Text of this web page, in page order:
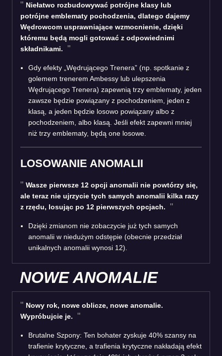
Niełatwo rozbudowywać potrójne klasy lub
potrójne emblematy pochodzenia, dlatego dajemy
Wędrowcom usprawniające wzmocnienie, dzięki
któremu będą mogli gotować z odpowiednimi
składnikami.
Gdy efekty „Wędrującego Trenera” (np. spotkanie z
golemem trenerem Ambessy lub ulepszenia
Wędrującego Trenera) zapewnią trzy emblematy, jeden
zawsze będzie powiązany z pochodzeniem, jeden z
klasą, a jeden będzie losowo powiązany albo z
pochodzeniem, albo klasą. Jeśli efekt zapewni mniej
niż trzy emblematy, będą one losowe.
LOSOWANIE ANOMALII
Wasze pierwsze 12 opcji anomalii nie powtórzy się,
ale teraz nie ujrzycie tych samych anomalii kilka razy
z rzędu, losując po 12 pierwszych opcjach.
Dzięki zmianom nie zobaczycie już tych samych
anomalii w niedużym odstępie (obecnie przedział
unikalnych anomalii wynosi 12).
NOWE ANOMALIE
Nowy rok, nowe oblicze, nowe anomalie.
Wypróbujcie je.
Brutalne Szpony: Ten bohater zyskuje 40% szansy na
trafienie krytyczne, a trafienia krytyczne nakładają efekt